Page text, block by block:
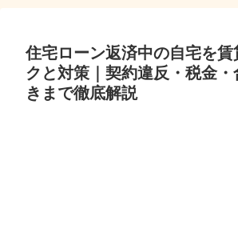
住宅ローン返済中の自宅を賃
クと対策｜契約違反・税金
きまで徹底解説